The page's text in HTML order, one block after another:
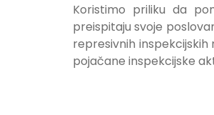
Koristimo priliku da
preispitaju svoje
represivnih
pojačane inspekcijske